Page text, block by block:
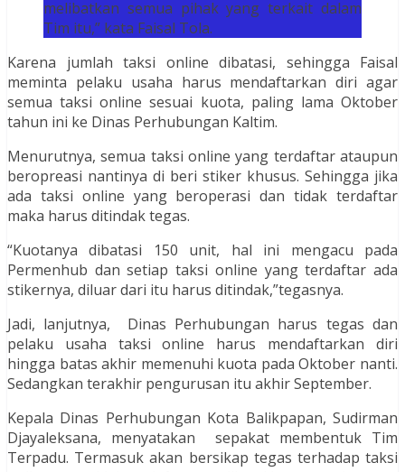
melibatkan semua pihak yang terkait dalam
Tim itu,” kata Faisal Tola.
Karena jumlah taksi online dibatasi, sehingga Faisal
meminta pelaku usaha harus mendaftarkan diri agar
semua taksi online sesuai kuota, paling lama Oktober
tahun ini ke Dinas Perhubungan Kaltim.
Menurutnya, semua taksi online yang terdaftar ataupun
beropreasi nantinya di beri stiker khusus. Sehingga jika
ada taksi online yang beroperasi dan tidak terdaftar
maka harus ditindak tegas.
“Kuotanya dibatasi 150 unit, hal ini mengacu pada
Permenhub dan setiap taksi online yang terdaftar ada
stikernya, diluar dari itu harus ditindak,”tegasnya.
Jadi, lanjutnya, Dinas Perhubungan harus tegas dan
pelaku usaha taksi online harus mendaftarkan diri
hingga batas akhir memenuhi kuota pada Oktober nanti.
Sedangkan terakhir pengurusan itu akhir September.
Kepala Dinas Perhubungan Kota Balikpapan, Sudirman
Djayaleksana, menyatakan sepakat membentuk Tim
Terpadu. Termasuk akan bersikap tegas terhadap taksi